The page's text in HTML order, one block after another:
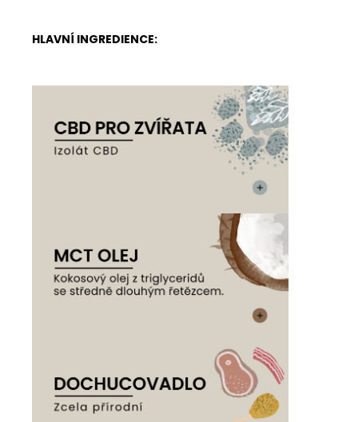
HLAVNÍ INGREDIENCE: